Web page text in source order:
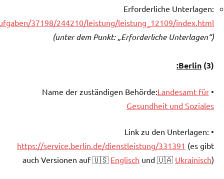
Erforderliche Unterlagen:
37198/244210/leistung/leistung_12109/index.html
(unter dem Punkt: „Erforderliche Unterlagen“)
(3)
Berlin:
• Name der zuständigen Behörde:
Landesamt für
Gesundheit und Soziales
• Link zu den Unterlagen:
https://service.berlin.de/dienstleistung/331391 (es gibt
auch Versionen auf 🇺🇸 Englisch und 🇺🇦 Ukrainisch)